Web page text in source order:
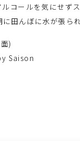
ルコールを気にせず
田んぼに水が張ら
)
Saison